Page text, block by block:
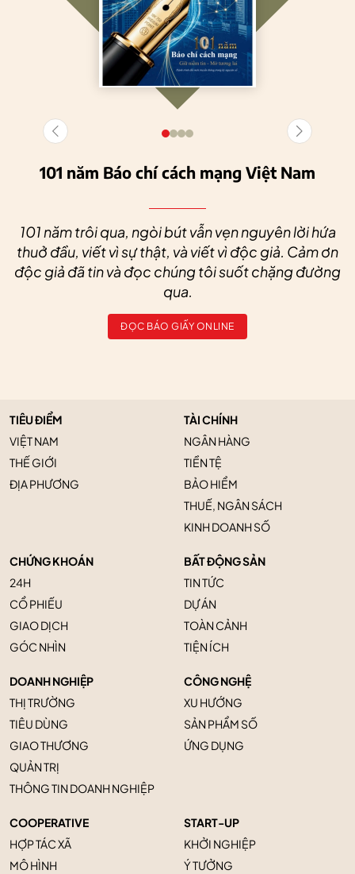
101 năm Báo chí cách mạng Việt Nam
101 năm trôi qua, ngòi bút vẫn vẹn nguyên lời hứa
thuở đầu, viết vì sự thật, và viết vì độc giả. Cảm ơn
độc giả đã tin và đọc chúng tôi suốt chặng đường
qua.
ĐỌC BÁO GIẤY ONLINE
TIÊU ĐIỂM
VIỆT NAM
THẾ GIỚI
ĐỊA PHƯƠNG
TÀI CHÍNH
NGÂN HÀNG
TIỀN TỆ
BẢO HIỂM
THUẾ, NGÂN SÁCH
KINH DOANH SỐ
CHỨNG KHOÁN
24H
CỔ PHIẾU
GIAO DỊCH
GÓC NHÌN
BẤT ĐỘNG SẢN
TIN TỨC
DỰ ÁN
TOÀN CẢNH
TIỆN ÍCH
DOANH NGHIỆP
THỊ TRƯỜNG
TIÊU DÙNG
GIAO THƯƠNG
QUẢN TRỊ
THÔNG TIN DOANH NGHIỆP
CÔNG NGHỆ
XU HƯỚNG
SẢN PHẨM SỐ
ỨNG DỤNG
COOPERATIVE
HỢP TÁC XÃ
MÔ HÌNH
START-UP
KHỞI NGHIỆP
Ý TƯỞNG